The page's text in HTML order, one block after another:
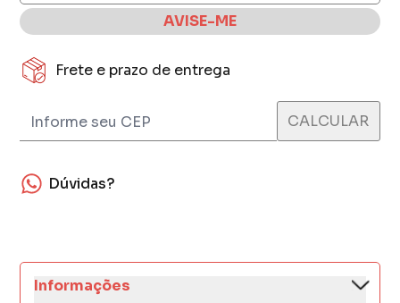
AVISE-ME
Frete e prazo de entrega
Dúvidas?
Informações